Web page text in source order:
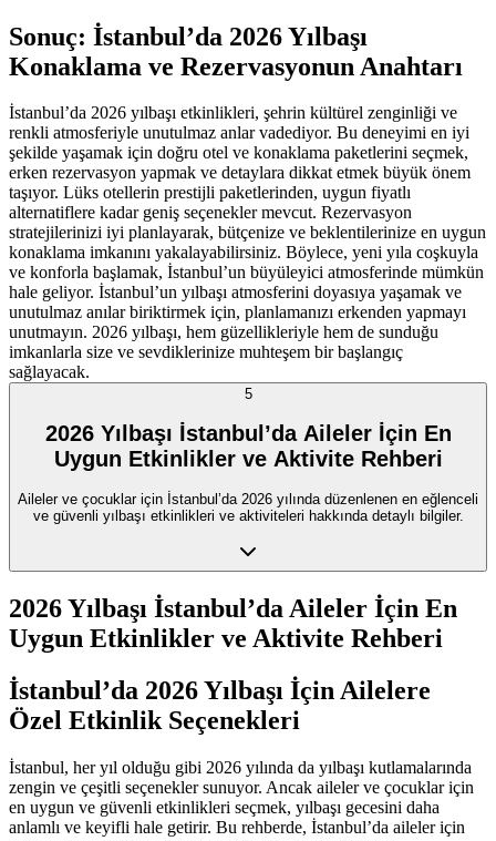
Sonuç: İstanbul’da 2026 Yılbaşı
Konaklama ve Rezervasyonun Anahtarı
İstanbul’da 2026 yılbaşı etkinlikleri, şehrin kültürel zenginliği ve
renkli atmosferiyle unutulmaz anlar vadediyor. Bu deneyimi en iyi
şekilde yaşamak için doğru otel ve konaklama paketlerini seçmek,
erken rezervasyon yapmak ve detaylara dikkat etmek büyük önem
taşıyor. Lüks otellerin prestijli paketlerinden, uygun fiyatlı
alternatiflere kadar geniş seçenekler mevcut. Rezervasyon
stratejilerinizi iyi planlayarak, bütçenize ve beklentilerinize en uygun
konaklama imkanını yakalayabilirsiniz. Böylece, yeni yıla coşkuyla
ve konforla başlamak, İstanbul’un büyüleyici atmosferinde mümkün
hale geliyor. İstanbul’un yılbaşı atmosferini doyasıya yaşamak ve
unutulmaz anılar biriktirmek için, planlamanızı erkenden yapmayı
unutmayın. 2026 yılbaşı, hem güzellikleriyle hem de sunduğu
imkanlarla size ve sevdiklerinize muhteşem bir başlangıç
sağlayacak.
5
2026 Yılbaşı İstanbul’da Aileler İçin En
Uygun Etkinlikler ve Aktivite Rehberi
Aileler ve çocuklar için İstanbul’da 2026 yılında düzenlenen en eğlenceli
ve güvenli yılbaşı etkinlikleri ve aktiviteleri hakkında detaylı bilgiler.
2026 Yılbaşı İstanbul’da Aileler İçin En
Uygun Etkinlikler ve Aktivite Rehberi
İstanbul’da 2026 Yılbaşı İçin Ailelere
Özel Etkinlik Seçenekleri
İstanbul, her yıl olduğu gibi 2026 yılında da yılbaşı kutlamalarında
zengin ve çeşitli seçenekler sunuyor. Ancak aileler ve çocuklar için
en uygun ve güvenli etkinlikleri seçmek, yılbaşı gecesini daha
anlamlı ve keyifli hale getirir. Bu rehberde, İstanbul’da aileler için